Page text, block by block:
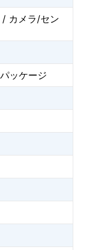
/ カメラ/セン
ッケージ